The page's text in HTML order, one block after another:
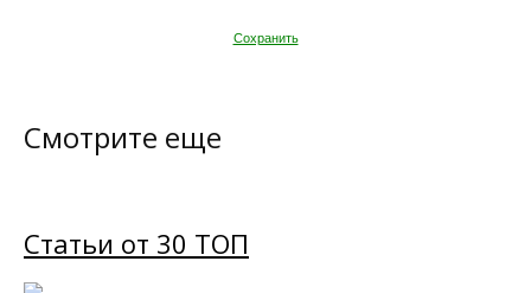
Сохранить
Смотрите еще
Статьи от 30 ТОП